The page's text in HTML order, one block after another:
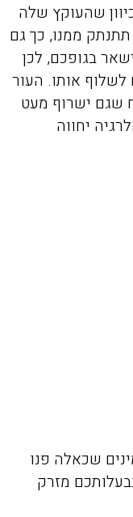
שהעוקץ שלה
ממנו, כך גם
בגופכם, לכן
לשלוף אותו. העור
שגם ישרוף מעט
יחווה
שכאלה פנו
מזרק